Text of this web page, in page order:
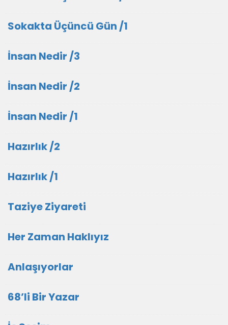
Sokakta Üçüncü Gün /1
İnsan Nedir /3
İnsan Nedir /2
İnsan Nedir /1
Hazırlık /2
Hazırlık /1
Taziye Ziyareti
Her Zaman Haklıyız
Anlaşıyorlar
68’li Bir Yazar